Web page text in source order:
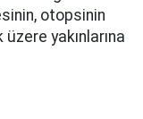
otopsinin
yakınlarına